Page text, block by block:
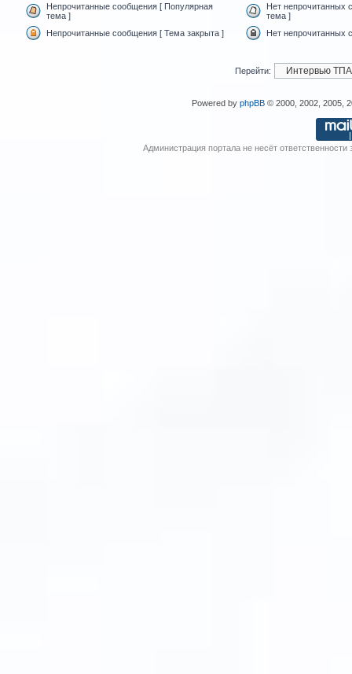
Непрочитанные сообщения [ Популярная
тема ]
Нет непрочитанных
тема ]
Непрочитанные сообщения [ Тема закрыта ]
Нет непрочитанных
Перейти:
Powered by phpBB© 2000, 2002, 2005,
Администрация портала не несёт